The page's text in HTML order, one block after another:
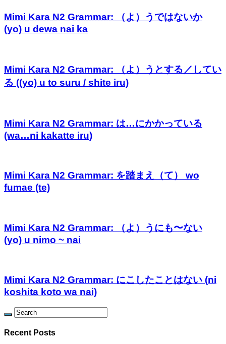
Mimi Kara N2 Grammar: （よ）うではないか
(yo) u dewa nai ka
Mimi Kara N2 Grammar: （よ）うとする／してい
る ((yo) u to suru / shite iru)
Mimi Kara N2 Grammar: は…にかかっている
(wa…ni kakatte iru)
Mimi Kara N2 Grammar: を踏まえ（て） wo
fumae (te)
Mimi Kara N2 Grammar: （よ）うにも〜ない
(yo) u nimo ~ nai
Mimi Kara N2 Grammar: にこしたことはない (ni
koshita koto wa nai)
Recent Posts